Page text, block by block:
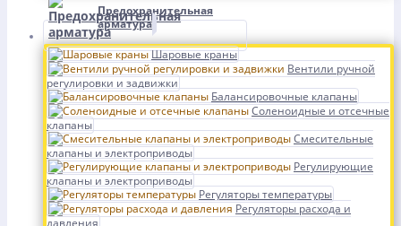
Предохранительная
арматура
Шаровые краны
Вентили ручной
регулировки и задвижки
Балансировочные клапаны
Соленоидные и отсечные
клапаны
Смесительные
клапаны и электроприводы
Регулирующие
клапаны и электроприводы
Регуляторы температуры
Регуляторы расхода и
давления